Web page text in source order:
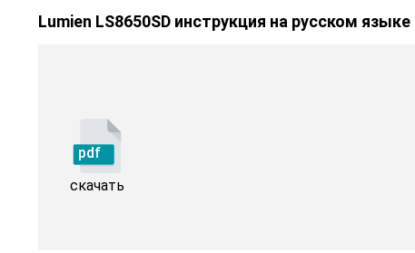
Lumien LS8650SD инструкция на русском языке
pdf
скачать